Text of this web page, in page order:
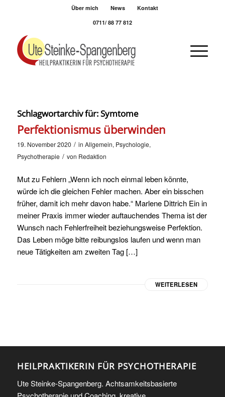
Über mich News
Kontakt
0711/ 88 77 812
Schlagwortarchiv für:Symtome
Perfektionismus überwinden
19. November 2020 / in Allgemein, Psychologie,
Psychotherapie / von Redaktion
Mut zu Fehlern „Wenn ich noch einmal leben könnte,
würde ich die gleichen Fehler machen. Aber ein bisschen
früher, damit ich mehr davon habe.“ Marlene Dittrich Ein in
meiner Praxis immer wieder auftauchendes Thema ist der
Wunsch nach Fehlerfreiheit beziehungsweise Perfektion.
Das Leben möge bitte reibungslos laufen und wenn man
neue Tätigkeiten am zweiten Tag […]
WEITERLESEN
HEILPRAKTIKERIN FÜR PSYCHOTHERAPIE
Ute Steinke-Spangenberg. Achtsamkeitsbasierte